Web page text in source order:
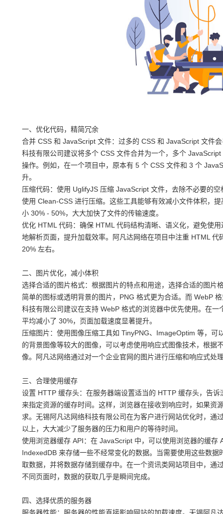
一、优化代码，精简冗余
合并 CSS 和 JavaScript 文件：过多的 CSS 和 JavaScript 文件
科技有限公司建议将多个 CSS 文件合并为一个，多个
操作。例如，在一个项目中，原本有 5 个 CSS 文件和 3 个
升。
压缩代码：使用 UglifyJS 压缩 JavaScript 文件，去除不必要的
使用 Clean-CSS 进行压缩。这些工具能够有效减小文件体积，
小 30% - 50%，大大加快了文件的传输速度。
优化 HTML 代码：确保 HTML 代码结构清晰、语义化，避免使
地解析页面，提升加载效率。阿凡达网络在项目中注重 HTML
20% 左右。
二、图片优化，减小体积
选择合适的图片格式：根据图片的特点和用途，选择合适的图
简单的图标或透明背景的图片，PNG 格式更为合适。而 WebP
科技有限公司建议在支持 WebP 格式的浏览器中优先使用。在
平均减小了 30%，页面加载速度显著提升。
压缩图片：使用图像压缩工具如 TinyPNG、ImageOptim 等，
的背景图像等较大的图像，可以考虑使用响应式图像技术，根
像。阿凡达网络通过对一个企业官网的图片进行压缩和响应式
三、合理使用缓存
设置 HTTP 缓存头：在服务器端设置适当的 HTTP 缓存头，告
来指定资源的缓存时间。这样，浏览器在接收到响应时，如果
求。无锡阿凡达网络科技有限公司在为客户进行网站优化时，
以上，大大减少了服务器的压力和用户的等待时间。
使用浏览器缓存 API：在 JavaScript 中，可以使用浏览器的缓
IndexedDB 来存储一些不经常变化的数据。当需要使用这些数
取数据，并将数据存储到缓存中。在一个资讯类网站项目中，
不同页面时，数据的获取几乎是瞬间完成。
四、选择优质的服务器